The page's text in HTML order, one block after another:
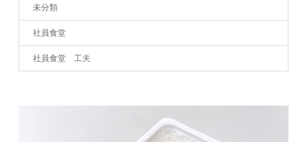
未分類
社員食堂
社員食堂 工夫